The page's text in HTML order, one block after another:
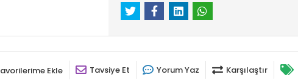
Ekle Tavsiye Et Yorum Yaz Karşılaştır